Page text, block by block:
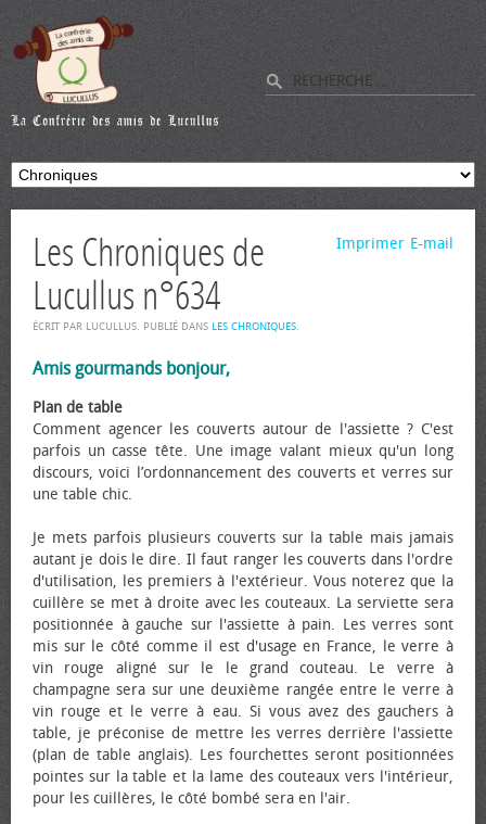
E-mail
Imprimer
Les Chroniques de
Lucullus n°634
ÉCRIT PAR LUCULLUS. PUBLIÉ DANS LES CHRONIQUES.
Amis gourmands bonjour,
Plan de table
Comment agencer les couverts autour de l'assiette ? C'est
parfois un casse tête. Une image valant mieux qu'un long
discours, voici l’ordonnancement des couverts et verres sur
une table chic.
Je mets parfois plusieurs couverts sur la table mais jamais
autant je dois le dire. Il faut ranger les couverts dans l'ordre
d'utilisation, les premiers à l'extérieur. Vous noterez que la
cuillère se met à droite avec les couteaux. La serviette sera
positionnée à gauche sur l'assiette à pain. Les verres sont
mis sur le côté comme il est d'usage en France, le verre à
vin rouge aligné sur le le grand couteau. Le verre à
champagne sera sur une deuxième rangée entre le verre à
vin rouge et le verre à eau. Si vous avez des gauchers à
table, je préconise de mettre les verres derrière l'assiette
(plan de table anglais). Les fourchettes seront positionnées
pointes sur la table et la lame des couteaux vers l'intérieur,
pour les cuillères, le côté bombé sera en l'air.